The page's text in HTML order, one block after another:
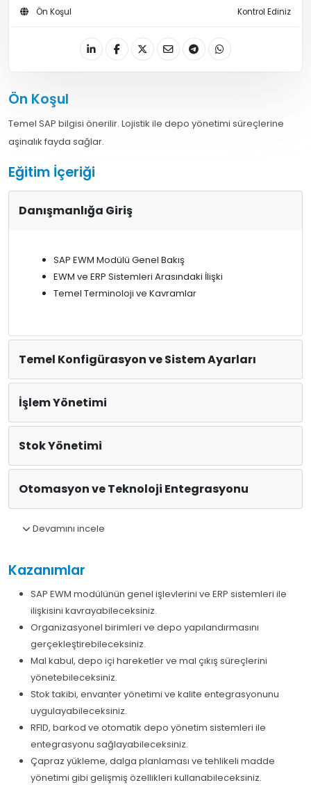
Ön Koşul Kontrol Ediniz
Ön Koşul
Temel SAP bilgisi önerilir. Lojistik ile depo yönetimi süreçlerine
aşinalık fayda sağlar.
Eğitim İçeriği
Danışmanlığa Giriş
SAP EWM Modülü Genel Bakış
EWM ve ERP Sistemleri Arasındaki İlişki
Temel Terminoloji ve Kavramlar
Temel Konfigürasyon ve Sistem Ayarları
İşlem Yönetimi
Stok Yönetimi
Otomasyon ve Teknoloji Entegrasyonu
Devamını incele
Kazanımlar
SAP EWM modülünün genel işlevlerini ve ERP sistemleri ile
ilişkisini kavrayabileceksiniz.
Organizasyonel birimleri ve depo yapılandırmasını
gerçekleştirebileceksiniz.
Mal kabul, depo içi hareketler ve mal çıkış süreçlerini
yönetebileceksiniz.
Stok takibi, envanter yönetimi ve kalite entegrasyonunu
uygulayabileceksiniz.
RFID, barkod ve otomatik depo yönetim sistemleri ile
entegrasyonu sağlayabileceksiniz.
Çapraz yükleme, dalga planlaması ve tehlikeli madde
yönetimi gibi gelişmiş özellikleri kullanabileceksiniz.